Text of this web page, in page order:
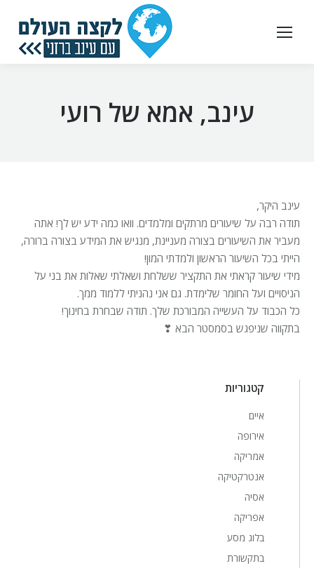
עינב, אמא של רועי
עינב היקר,
תודה רבה על שיעורים מרתקים ומלמדים. וואו כמה ידע יש לך! אתה
מעביר את השיעורים בצורה מעניינת, מנגיש את המידע בצורה ברורה,
הייתי בכל השיעור הראשון ולמדתי המון!
מידי שיעור קראתי את התקציר ששלחת ושאלתי שאלות את בני על
הניסויים ועל החומר שלימדת. גם אני נהניתי ללמוד ממך.
כל הכבוד על העשייה המבורכת שלך. תודה שבחרת בחינוך!
בתקווה שניפגש בסמסטר הבא ❣
קטגוריות
איים
אירופה
אמריקה
אנטרקטיקה
אסיה
אפריקה
בלוג מסע
בתקשורת